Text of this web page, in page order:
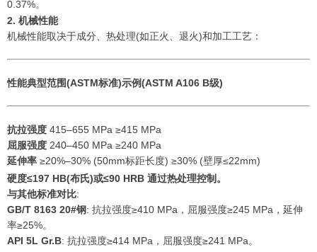
0.37%。
2. 机械性能
机械性能取决于成分、热处理(如正火、退火)和加工工艺：
性能典型范围(ASTM标准)示例(ASTM A106 B级)
抗拉强度 415–655 MPa ≥415 MPa
屈服强度 240–450 MPa ≥240 MPa
延伸率 ≥20%–30% (50mm标距长度) ≥30% (壁厚≤22mm)
硬度≤197 HB(布氏)或≤90 HRB 通过热处理控制。
与其他标准对比:
GB/T 8163 20#钢: 抗拉强度≥410 MPa，屈服强度≥245 MPa，延伸
率≥25%。
API 5L Gr.B: 抗拉强度≥414 MPa，屈服强度≥241 MPa。